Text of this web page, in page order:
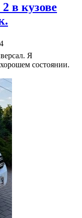
в кузове
4
Я
состоянии.